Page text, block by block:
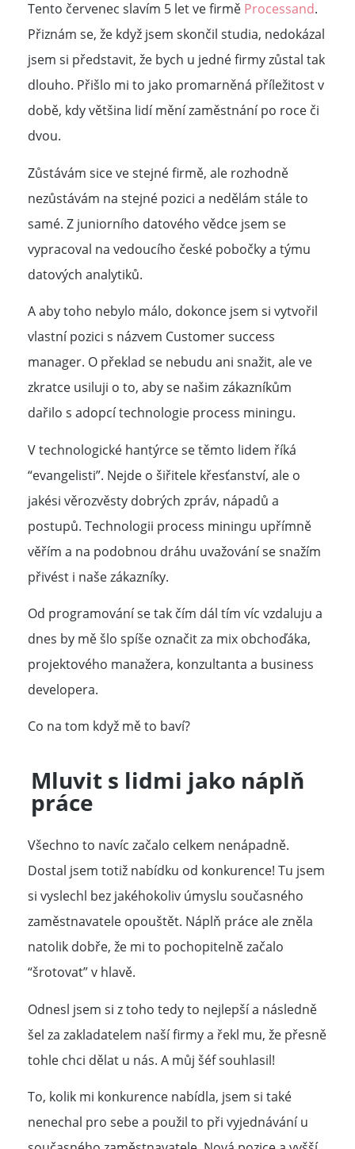
Tento červenec slavím 5 let ve firmě Processand.
Přiznám se, že když jsem skončil studia, nedokázal
jsem si představit, že bych u jedné firmy zůstal tak
dlouho. Přišlo mi to jako promarněná příležitost v
době, kdy většina lidí mění zaměstnání po roce či
dvou.
Zůstávám sice ve stejné firmě, ale rozhodně
nezůstávám na stejné pozici a nedělám stále to
samé. Z juniorního datového vědce jsem se
vypracoval na vedoucího české pobočky a týmu
datových analytiků.
A aby toho nebylo málo, dokonce jsem si vytvořil
vlastní pozici s názvem Customer success
manager. O překlad se nebudu ani snažit, ale ve
zkratce usiluji o to, aby se našim zákazníkům
dařilo s adopcí technologie process miningu.
V technologické hantýrce se těmto lidem říká
“evangelisti”. Nejde o šiřitele křesťanství, ale o
jakési věrozvěsty dobrých zpráv, nápadů a
postupů. Technologii process miningu upřímně
věřím a na podobnou dráhu uvažování se snažím
přivést i naše zákazníky.
Od programování se tak čím dál tím víc vzdaluju a
dnes by mě šlo spíše označit za mix obchoďáka,
projektového manažera, konzultanta a business
developera.
Co na tom když mě to baví?
Mluvit s lidmi jako náplň
práce
Všechno to navíc začalo celkem nenápadně.
Dostal jsem totiž nabídku od konkurence! Tu jsem
si vyslechl bez jakéhokoliv úmyslu současného
zaměstnavatele opouštět. Náplň práce ale zněla
natolik dobře, že mi to pochopitelně začalo
“šrotovat” v hlavě.
Odnesl jsem si z toho tedy to nejlepší a následně
šel za zakladatelem naší firmy a řekl mu, že přesně
tohle chci dělat u nás. A můj šéf souhlasil!
To, kolik mi konkurence nabídla, jsem si také
nenechal pro sebe a použil to při vyjednávání u